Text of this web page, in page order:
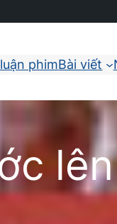
phimBài viết